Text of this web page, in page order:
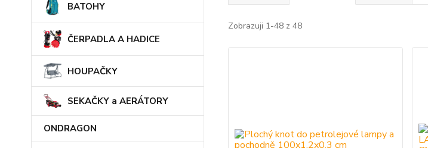
BATOHY
ČERPADLA A HADICE
HOUPAČKY
SEKAČKY a AERÁTORY
ONDRAGON
Zobrazuji 1-48 z 48